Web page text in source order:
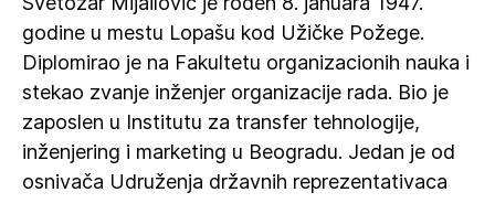
godine u mestu Lopašu kod Užičke Požege.
Diplomirao je na Fakultetu organizacionih nauka i
stekao zvanje inženjer organizacije rada. Bio je
zaposlen u Institutu za transfer tehnologije,
inženjering i marketing u Beogradu. Jedan je od
osnivača Udruženja državnih reprezentativaca